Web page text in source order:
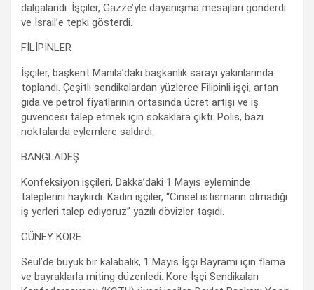
dalgalandı. İşçiler, Gazze’yle dayanışma mesajları gönderdi
ve İsrail’e tepki gösterdi.
FİLİPİNLER
İşçiler, başkent Manila’daki başkanlık sarayı yakınlarında
toplandı. Çeşitli sendikalardan yüzlerce Filipinli işçi, artan
gıda ve petrol fiyatlarının ortasında ücret artışı ve iş
güvencesi talep etmek için sokaklara çıktı. Polis, bazı
noktalarda eylemlere saldırdı.
BANGLADEŞ
Konfeksiyon işçileri, Dakka’daki 1 Mayıs eyleminde
taleplerini haykırdı. Kadın işçiler, “Cinsel istismarın olmadığı
iş yerleri talep ediyoruz” yazılı dövizler taşıdı.
GÜNEY KORE
Seul’de büyük bir kalabalık, 1 Mayıs İşçi Bayramı için flama
ve bayraklarla miting düzenledi. Kore İşçi Sendikaları